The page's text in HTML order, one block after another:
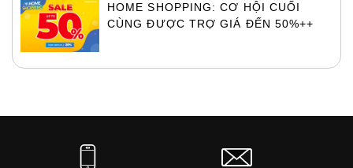
HOME SHOPPING: CƠ HỘI CUỐI
CÙNG ĐƯỢC TRỢ GIÁ ĐẾN 50%++